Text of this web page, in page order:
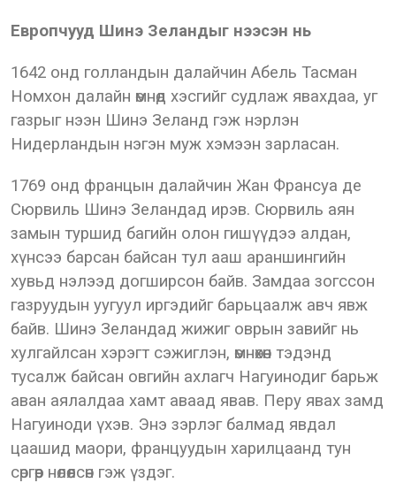
Европчууд Шинэ Зеландыг нээсэн нь
1642 онд голландын далайчин Абель Тасман
Номхон далайн өмнөд хэсгийг судлаж явахдаа, уг
газрыг нээн Шинэ Зеланд гэж нэрлэн
Нидерландын нэгэн муж хэмээн зарласан.
1769 онд францын далайчин Жан Франсуа де
Сюрвиль Шинэ Зеландад ирэв. Сюрвиль аян
замын туршид багийн олон гишүүдээ алдан,
хүнсээ барсан байсан тул ааш араншингийн
хувьд нэлээд догширсон байв. Замдаа зогссон
газруудын уугуул иргэдийг барьцаалж авч явж
байв. Шинэ Зеландад жижиг оврын завийг нь
хулгайлсан хэрэгт сэжиглэн, өмнөхөн тэдэнд
тусалж байсан овгийн ахлагч Нагуинодиг барьж
аван аялалдаа хамт аваад явав. Перу явах замд
Нагуиноди үхэв. Энэ зэрлэг балмад явдал
цаашид маори, француудын харилцаанд тун
сөргөөр нөлөөлсөн гэж үздэг.